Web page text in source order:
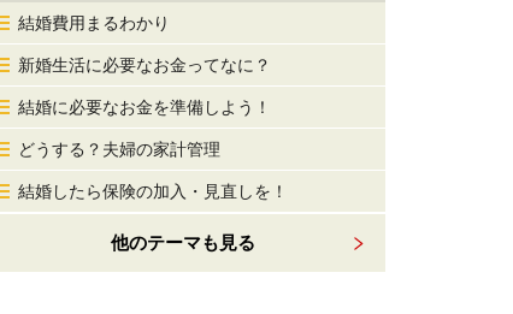
結婚費用まるわかり
新婚生活に必要なお金ってなに？
結婚に必要なお金を準備しよう！
どうする？夫婦の家計管理
結婚したら保険の加入・見直しを！
他のテーマも見る